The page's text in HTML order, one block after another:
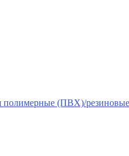
полимерные (ПВХ)/